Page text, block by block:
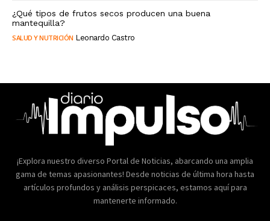
¿Qué tipos de frutos secos producen una buena
mantequilla?
SALUD Y NUTRICIÓN Leonardo Castro
¡Explora nuestro diverso Portal de Noticias, abarcando una amplia
gama de temas apasionantes! Desde noticias de última hora hasta
artículos profundos y análisis perspicaces, estamos aquí para
mantenerte informado.